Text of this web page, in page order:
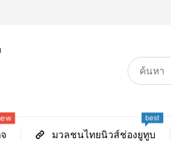
มวลชนไทยนิวส์ช่องยูทูบ
best